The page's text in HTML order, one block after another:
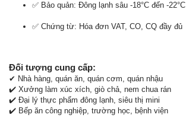
✅ Bảo quản: Đông lạnh sâu -18°C đến -22°C
✅ Chứng từ: Hóa đơn VAT, CO, CQ đầy đủ
Đối tượng cung cấp:
✔ Nhà hàng, quán ăn, quán cơm, quán nhậu
✔️ Xưởng làm xúc xích, giò chả, nem chua rán
✔️ Đại lý thực phẩm đông lạnh, siêu thị mini
✔️ Bếp ăn công nghiệp, trường học, bệnh viện